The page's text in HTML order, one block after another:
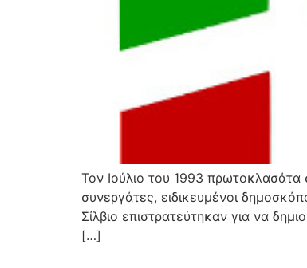
Τον Ιούλιο του 1993 πρωτοκλασάτα
συνεργάτες, ειδικευμένοι
Σίλβιο επιστρατεύτηκαν για να
[…]